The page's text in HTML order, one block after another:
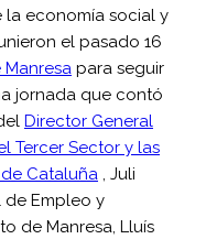
la economía social y
el pasado 16
para seguir
jornada que contó
Director General
Tercer Sector y las
Cataluña , Juli
de Empleo y
de Manresa, Lluís